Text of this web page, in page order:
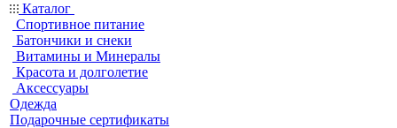
Каталог
Спортивное питание
Батончики и снеки
Витамины и Минералы
Красота и долголетие
Аксессуары
Одежда
Подарочные сертификаты